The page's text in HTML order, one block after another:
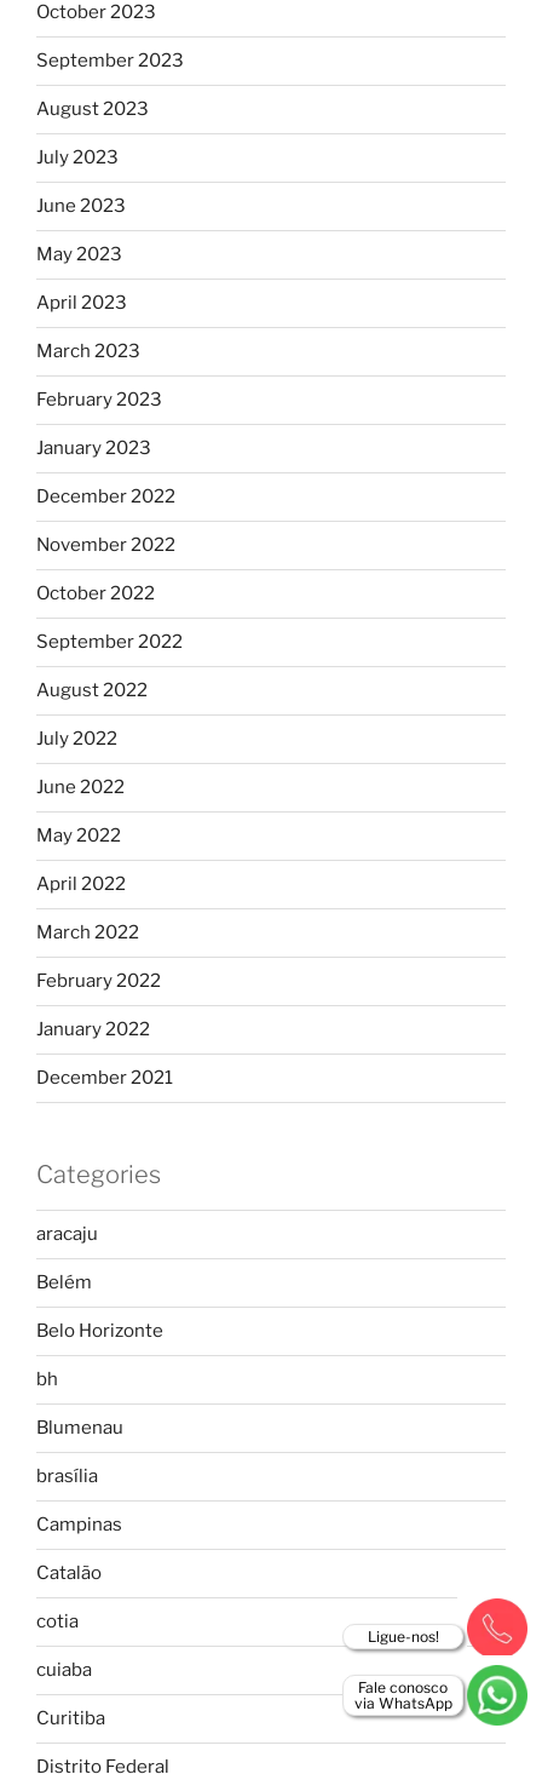
Fale conosco
via WhatsApp
Ligue-nos!
October 2023
September 2023
August 2023
July 2023
June 2023
May 2023
April 2023
March 2023
February 2023
January 2023
December 2022
November 2022
October 2022
September 2022
August 2022
July 2022
June 2022
May 2022
April 2022
March 2022
February 2022
January 2022
December 2021
Categories
aracaju
Belém
Belo Horizonte
bh
Blumenau
brasília
Campinas
Catalão
cotia
cuiaba
Curitiba
Distrito Federal